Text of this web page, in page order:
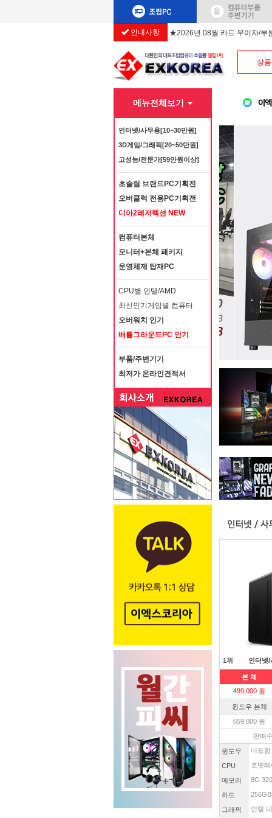
안내사항 ★2026년 08월 카드 무이자/부
상
메뉴전체보기
인터넷/사무용[10~30만원]
3D게임/그래픽[20~50만원]
고성능/전문가[59만원이상]
초슬림 브랜드PC기획전
오버클럭 전용PC기획전
디아2레저렉션 NEW
컴퓨터본체
모니터+본체 패키지
운영체제 탑재PC
CPU별 인텔/AMD
최신인기게임별 컴퓨터
오버워치 인기
배틀그라운드PC 인기
부품/주변기기
최저가 온라인견적서
1위 인터넷/
본 체
499,000 원
윈도우 본체
659,000 원
판매
윈도우 미포함
CPU 코멧
메모리 8G
하드
그래픽 인텔